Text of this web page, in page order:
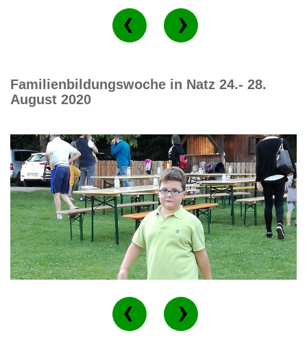
Familienbildungswoche in Natz 24.- 28.
August 2020